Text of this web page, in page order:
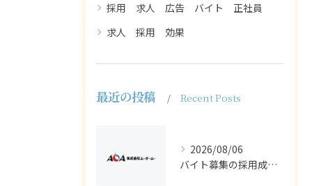
採用 求人 広告 バイト 正社員
求人 採用 効果
最近の投稿 Recent Posts
2026/08/06
バイト募集の採用成功へ求人広告で知っておきたい正社員との違いと選び方